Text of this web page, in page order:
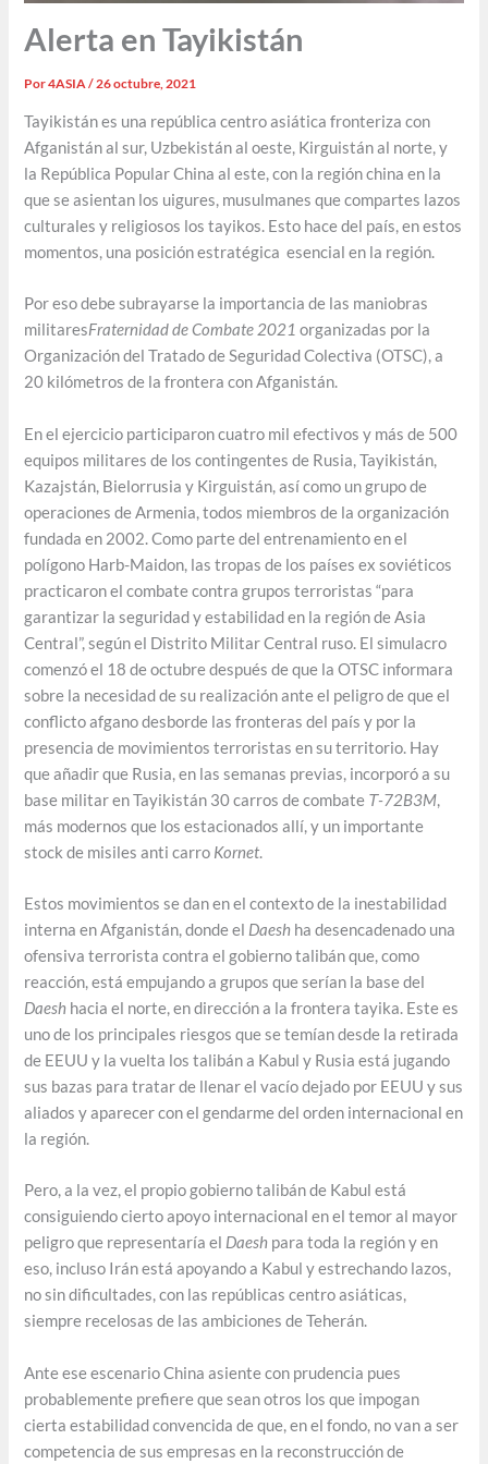
Alerta en Tayikistán
Por4ASIA/26 octubre, 2021
Tayikistán es una república centro asiática fronteriza con
Afganistán al sur, Uzbekistán al oeste, Kirguistán al norte, y
la República Popular China al este, con la región china en la
que se asientan los uigures, musulmanes que compartes lazos
culturales y religiosos los tayikos. Esto hace del país, en estos
momentos, una posición estratégica esencial en la región.
Por eso debe subrayarse la importancia de las maniobras
militaresFraternidad de Combate 2021 organizadas por la
Organización del Tratado de Seguridad Colectiva (OTSC), a
20 kilómetros de la frontera con Afganistán.
En el ejercicio participaron cuatro mil efectivos y más de 500
equipos militares de los contingentes de Rusia, Tayikistán,
Kazajstán, Bielorrusia y Kirguistán, así como un grupo de
operaciones de Armenia, todos miembros de la organización
fundada en 2002. Como parte del entrenamiento en el
polígono Harb-Maidon, las tropas de los países ex soviéticos
practicaron el combate contra grupos terroristas “para
garantizar la seguridad y estabilidad en la región de Asia
Central”, según el Distrito Militar Central ruso. El simulacro
comenzó el 18 de octubre después de que la OTSC informara
sobre la necesidad de su realización ante el peligro de que el
conflicto afgano desborde las fronteras del país y por la
presencia de movimientos terroristas en su territorio. Hay
que añadir que Rusia, en las semanas previas, incorporó a su
base militar en Tayikistán 30 carros de combate Т-72B3M,
más modernos que los estacionados allí, y un importante
stock de misiles anti carro Kornet.
Estos movimientos se dan en el contexto de la inestabilidad
interna en Afganistán, donde el Daesh ha desencadenado una
ofensiva terrorista contra el gobierno talibán que, como
reacción, está empujando a grupos que serían la base del
Daesh hacia el norte, en dirección a la frontera tayika. Este es
uno de los principales riesgos que se temían desde la retirada
de EEUU y la vuelta los talibán a Kabul y Rusia está jugando
sus bazas para tratar de llenar el vacío dejado por EEUU y sus
aliados y aparecer con el gendarme del orden internacional en
la región.
Pero, a la vez, el propio gobierno talibán de Kabul está
consiguiendo cierto apoyo internacional en el temor al mayor
peligro que representaría el Daesh para toda la región y en
eso, incluso Irán está apoyando a Kabul y estrechando lazos,
no sin dificultades, con las repúblicas centro asiáticas,
siempre recelosas de las ambiciones de Teherán.
Ante ese escenario China asiente con prudencia pues
probablemente prefiere que sean otros los que impogan
cierta estabilidad convencida de que, en el fondo, no van a ser
competencia de sus empresas en la reconstrucción de